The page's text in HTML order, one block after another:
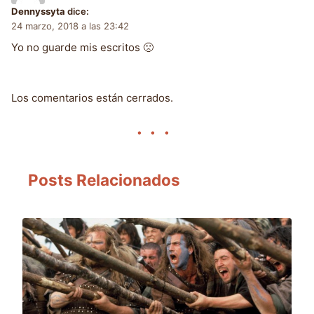
Dennyssyta dice:
24 marzo, 2018 a las 23:42
Yo no guarde mis escritos 🙁
Los comentarios están cerrados.
Posts Relacionados